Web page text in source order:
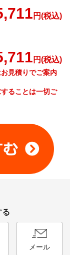
円(税込)
円(税込)
見積りでご案内
ることは一切ご
る
メール